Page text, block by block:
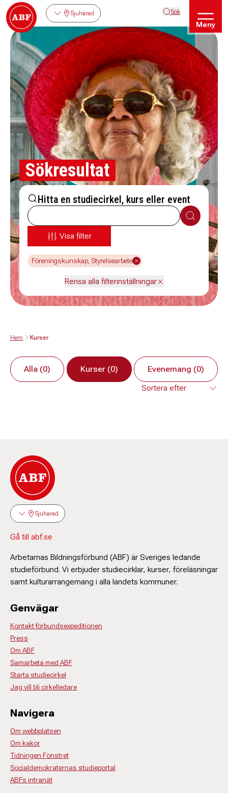
Sjuhärad Sök
Meny
Sökresultat
Hitta en studiecirkel, kurs eller event
Sök
Visa filter
Föreningskunskap, Styrelsearbete
Rensa alla filterinställningar
Hem Kurser
Alla (0) Kurser (0) Evenemang (0)
Sjuhärad
Gå till abf.se
Arbetarnas Bildningsförbund (ABF) är Sveriges ledande
studieförbund. Vi erbjuder studiecirklar, kurser, föreläsningar
samt kulturarrangemang i alla landets kommuner.
Genvägar
Kontakt förbundsexpeditionen
Press
Om ABF
Samarbeta med ABF
Starta studiecirkel
Jag vill bli cirkelledare
Navigera
Om webbplatsen
Om kakor
Tidningen Fönstret
Socialdemokraternas studieportal
ABFs intranät